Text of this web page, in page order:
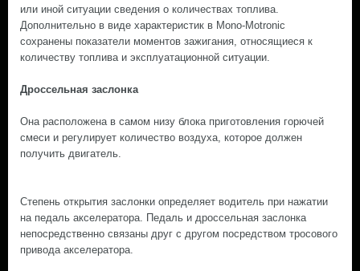
или иной ситуации сведения о количествах топлива.
Дополнительно в виде характеристик в Mono-Motronic
сохранены показатели моментов зажигания, относящиеся к
количеству топлива и эксплуатационной ситуации.
Дроссельная заслонка
Она расположена в самом низу блока приготовления горючей
смеси и регулирует количество воздуха, которое должен
получить двигатель.
Степень открытия заслонки определяет водитель при нажатии
на педаль акселератора. Педаль и дроссельная заслонка
непосредственно связаны друг с другом посредством тросового
привода акселератора.